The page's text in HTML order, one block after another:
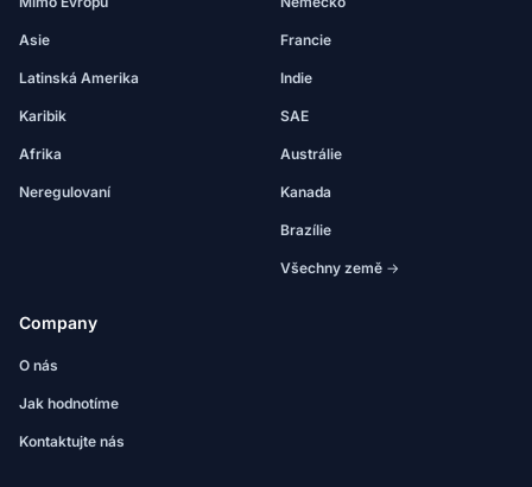
Asie
Latinská Amerika
Karibik
Afrika
Neregulovaní
Francie
Indie
SAE
Austrálie
Kanada
Brazílie
Všechny země →
Company
O nás
Jak hodnotíme
Kontaktujte nás